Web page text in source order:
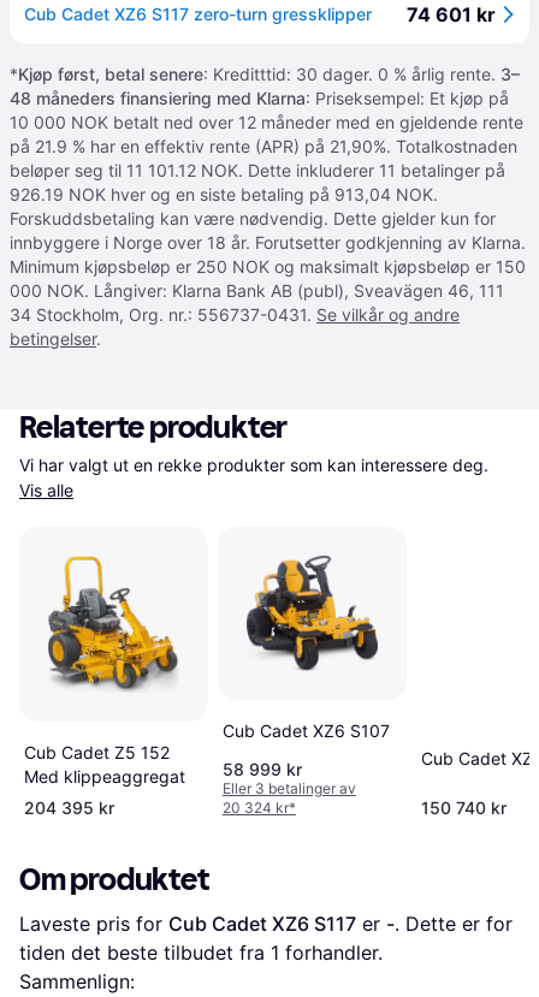
Cub Cadet XZ6 S117 zero-turn gressklipper 74 601 kr
*Kjøp først, betal senere: Kreditttid: 30 dager. 0 % årlig rente. 3–
48 måneders finansiering med Klarna: Priseksempel: Et kjøp på
10 000 NOK betalt ned over 12 måneder med en gjeldende rente
på 21.9 % har en effektiv rente (APR) på 21,90%. Totalkostnaden
beløper seg til 11 101.12 NOK. Dette inkluderer 11 betalinger på
926.19 NOK hver og en siste betaling på 913,04 NOK.
Forskuddsbetaling kan være nødvendig. Dette gjelder kun for
innbyggere i Norge over 18 år. Forutsetter godkjenning av Klarna.
Minimum kjøpsbeløp er 250 NOK og maksimalt kjøpsbeløp er 150
000 NOK. Långiver: Klarna Bank AB (publ), Sveavägen 46, 111
34 Stockholm, Org. nr.: 556737-0431. Se vilkår og andre
betingelser.
Relaterte produkter
Vis alle
Cub Cadet Z5 152
Med klippeaggregat
204 395 kr
Cub Cadet XZ6 S107
58 999 kr
Eller 3 betalinger av
20 324 kr*
Cub Cadet
150 740 kr
Om produktet
Laveste pris for Cub Cadet XZ6 S117 er -. Dette er for
tiden det beste tilbudet fra 1 forhandler.
Sammenlign: